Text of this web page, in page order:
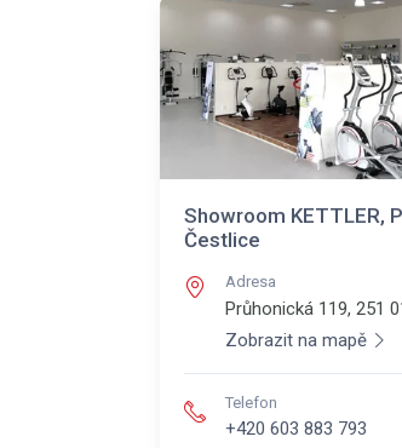
Showroom KETTLER,
Čestlice
Adresa
Průhonická 119, 251
Zobrazit na mapě
Telefon
+420 603 883 793